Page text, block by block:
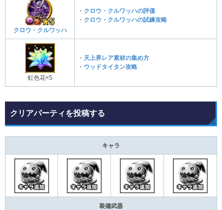
クロウ・クルワッハ
・ クロウ・クルワッハの評価
・ クロウ・クルワッハの試練攻略
虹色花×5
・ 天上界レア素材の集め方
・ ウッドタイタン攻略
クリアパーティを投稿する
キャラ
装備武器